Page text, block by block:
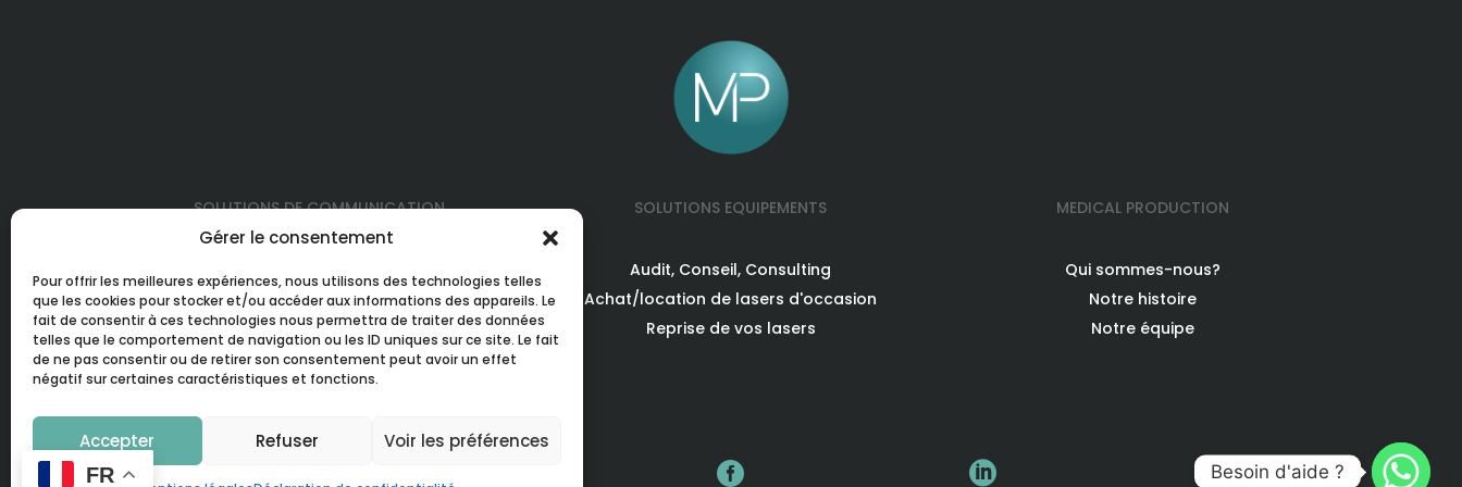
Gérer le consentement
Pour offrir les meilleures expériences, nous utilisons des technologies telles
que les cookies pour stocker et/ou accéder aux informations des appareils. Le
fait de consentir à ces technologies nous permettra de traiter des données
telles que le comportement de navigation ou les ID uniques sur ce site. Le fait
de ne pas consentir ou de retirer son consentement peut avoir un effet
négatif sur certaines caractéristiques et fonctions.
Accepter Refuser Voir les préférences
SOLUTIONS DE COMMUNICATION
Community Management
Shooting vidéo/photo
Identité visuelle
Rédaction de contenu
SOLUTIONS EQUIPEMENTS
Audit, Conseil, Consulting
Achat/location de lasers d'occasion
Reprise de vos lasers
MEDICAL PRODUCTION
Qui sommes-nous?
Notre histoire
Notre équipe
 
FR Besoin d'aide ?